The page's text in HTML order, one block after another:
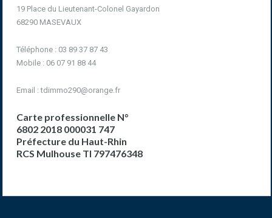
19 Place du Lieutenant-Colonel Gayardon
68290 MASEVAUX
Téléphone : 03 89 37 87 43
Mobile : 06 07 91 88 44
Email :tdimmo290@orange.fr
Carte professionnelle N°
6802 2018 000031 747
Préfecture du Haut-Rhin
RCS Mulhouse TI 797476348